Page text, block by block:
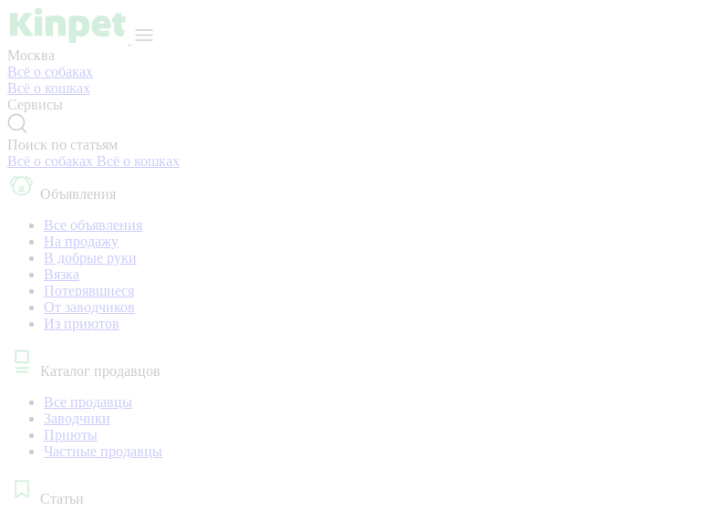
Москва
Всё о собаках
Всё о кошках
Сервисы
Поиск по статьям
Всё о собаках Всё о кошках
Объявления
Все объявления
На продажу
В добрые руки
Вязка
Потерявшиеся
От заводчиков
Из приютов
Каталог продавцов
Все продавцы
Заводчики
Приюты
Частные продавцы
Статьи